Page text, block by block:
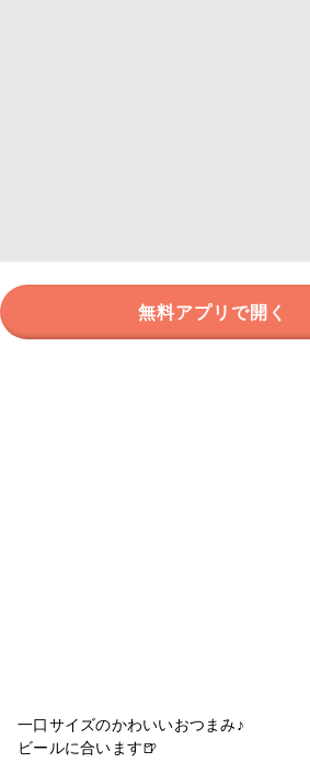
無料アプリで開く
一口サイズのかわいいおつまみ♪
ビールに合います🍺